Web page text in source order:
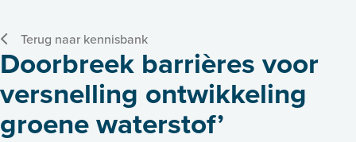
Terug naar kennisbank
Doorbreek barrières voor
versnelling ontwikkeling
groene waterstof’